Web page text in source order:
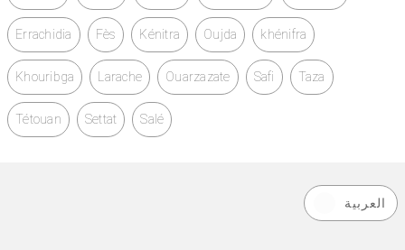
Errachidia Fès Kénitra Oujda khénifra
Khouribga Larache Ouarzazate Safi Taza
Tétouan Settat Salé
العربية